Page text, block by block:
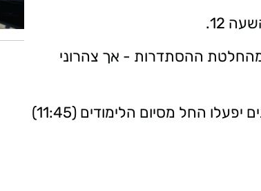
12.
מהחלטת ההסתדרות - אך צהרוני
בתי הספר יפעלו עד השעה 11:45 ולאחר מכן הצהרונים יפעלו החל מסיום הלימודים (11:45)